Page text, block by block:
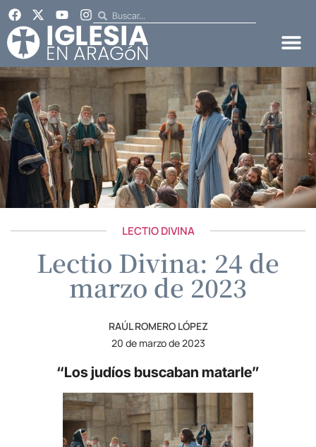
LECTIO DIVINA
Lectio Divina: 24 de
marzo de 2023
RAÚL ROMERO LÓPEZ
20 de marzo de 2023
“Los judíos buscaban matarle”